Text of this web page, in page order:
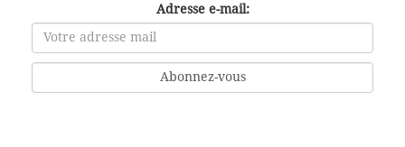
Adresse e-mail: